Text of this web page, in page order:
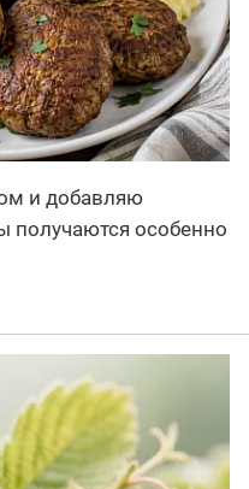
и добавляю
получаются особенно